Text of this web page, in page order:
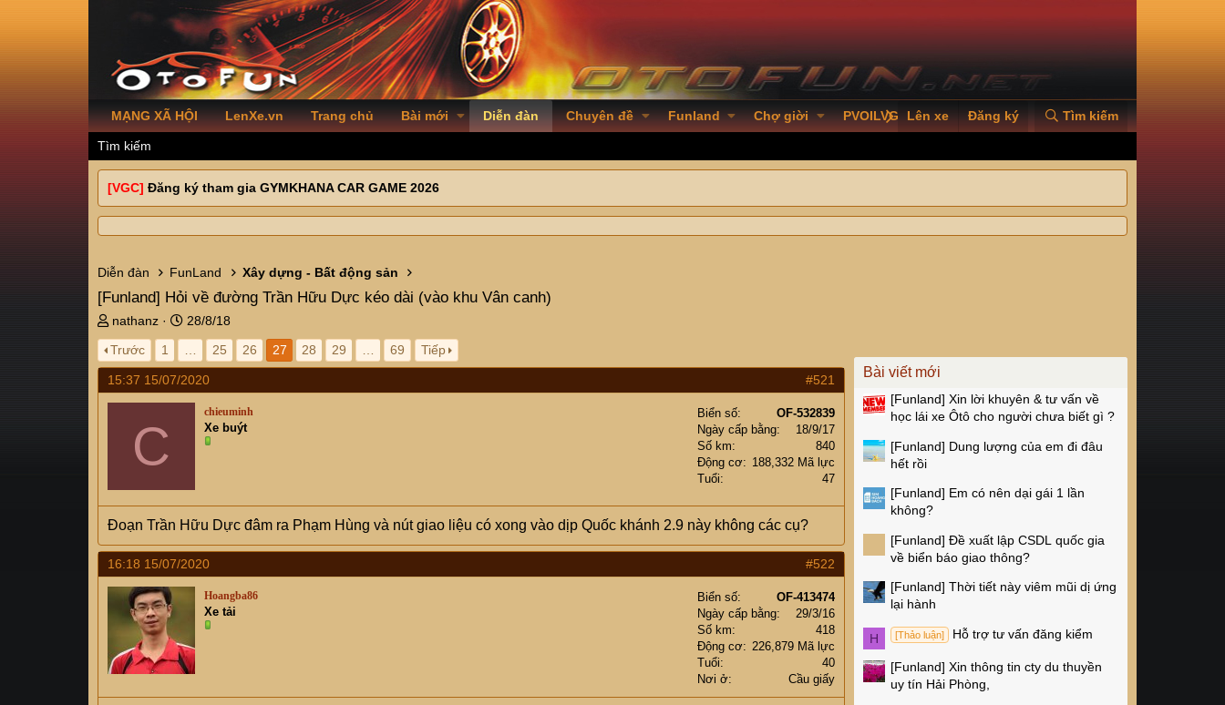
MẠNG XÃ HỘI LenXe.vn Trang chủ Bài mới Diễn đàn Chuyên đề Funland Chợ giời PVOILVGC2026
Lên xe Đăng ký Tìm kiếm
Tìm kiếm
[VGC] Đăng ký tham gia GYMKHANA CAR GAME 2026
Diễn đàn FunLand Xây dựng - Bất động sản
[Funland] Hỏi về đường Trần Hữu Dực kéo dài (vào khu Vân canh)
T
h
r
e
a
d
t
e
r
nathanz
N
g
à
y
g
ử
28/8/18
Trước
1 25 26 27 28 29 69 Tiếp
15:37 15/07/2020 #521
C
chieuminh
Xe buýt
Biển số
OF-532839
Ngày cấp bằng
18/9/17
Số km
840
Động cơ
188,332 Mã lực
Tuổi
47
Đoạn Trần Hữu Dực đâm ra Phạm Hùng và nút giao liệu có xong vào dịp Quốc khánh 2.9 này không các cụ?
16:18 15/07/2020 #522
Hoangba86
Xe tải
Biển số
OF-413474
Ngày cấp bằng
29/3/16
Số km
418
Động cơ
226,879 Mã lực
Tuổi
40
Nơi ở
Cầu giấy
Bài viết mới
[Funland] Xin lời khuyên & tư vấn về
học lái xe Ôtô cho người chưa biết gì ?
[Funland] Dung lượng của em đi đâu
hết rồi
[Funland] Em có nên dại gái 1 lần
không?
[Funland] Đề xuất lập CSDL quốc gia
về biển báo giao thông?
[Funland] Thời tiết này viêm mũi dị ứng
lại hành
H [Thảo luận] Hỗ trợ tư vấn đăng kiểm
[Funland] Xin thông tin cty du thuyền
uy tín Hải Phòng,